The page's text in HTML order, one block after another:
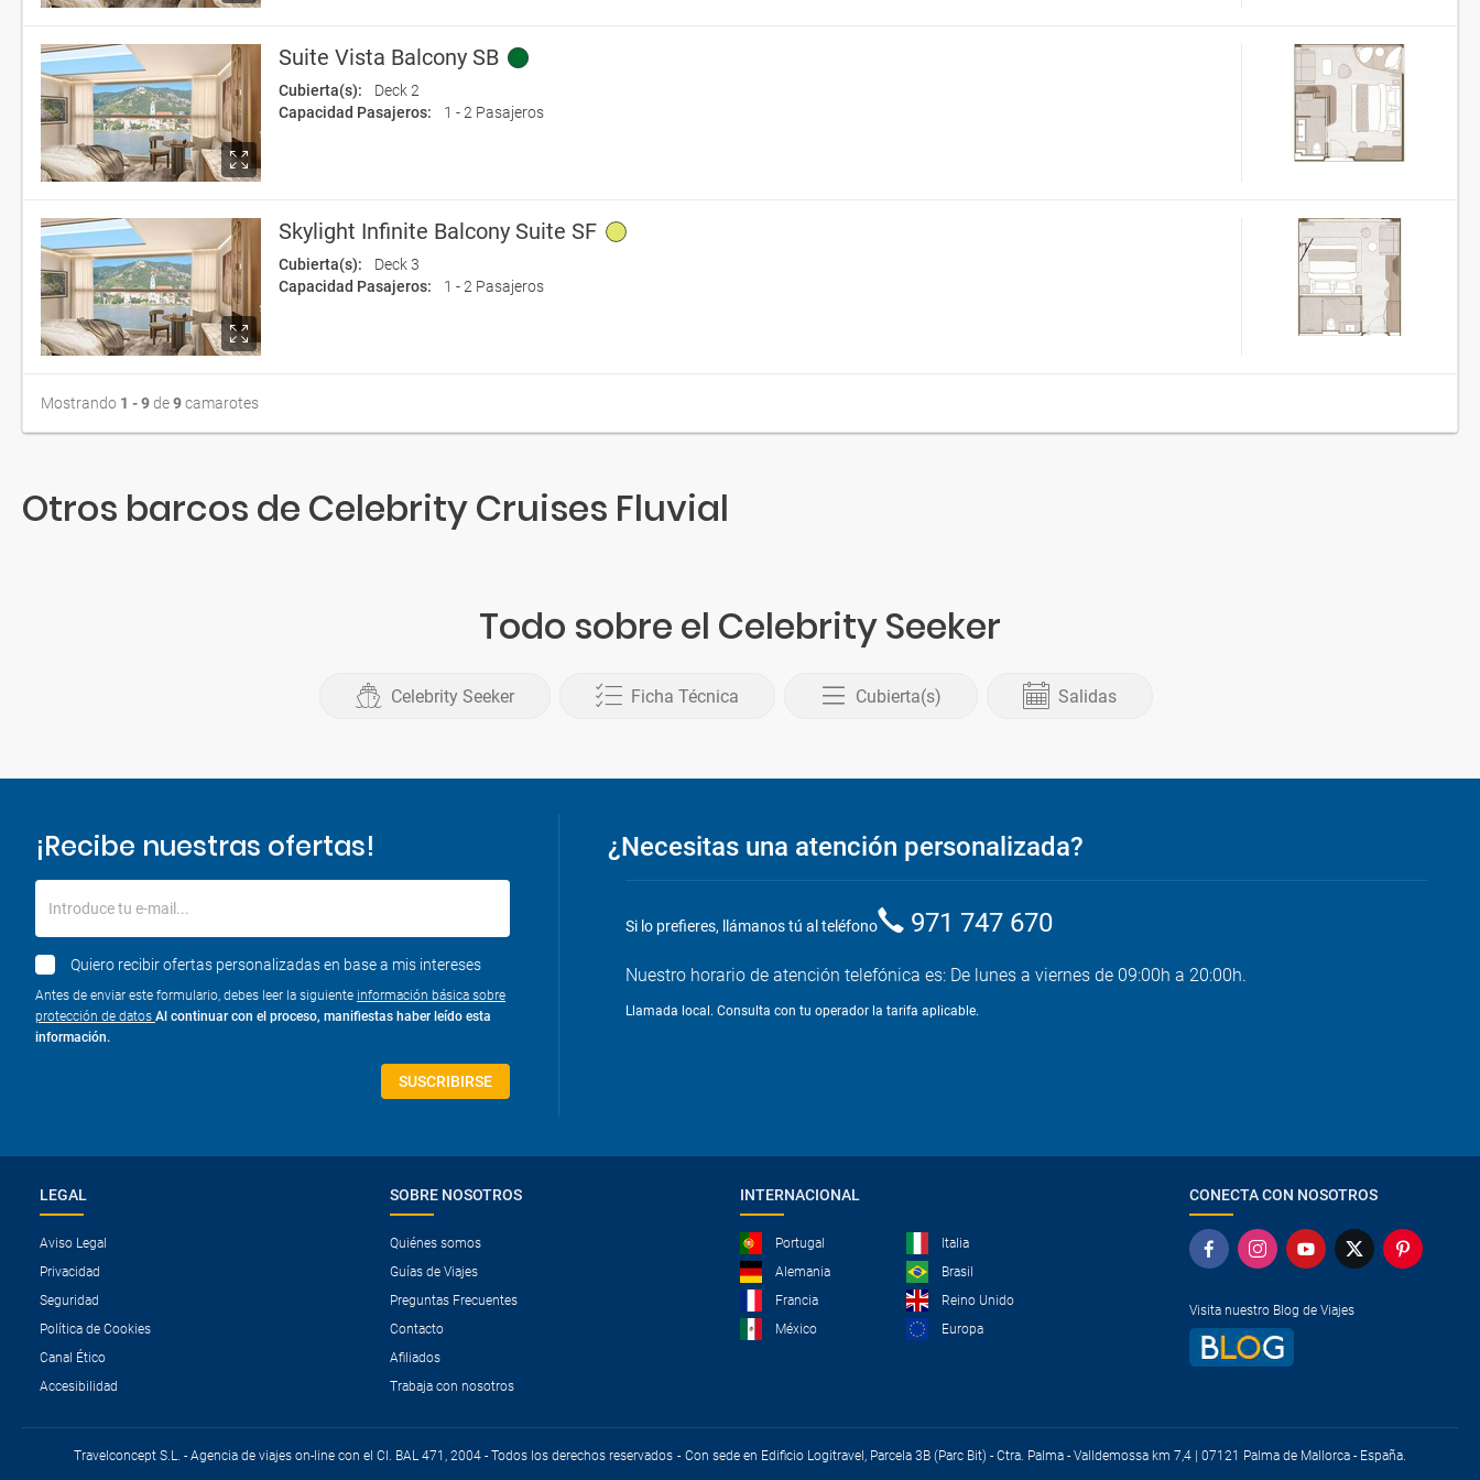
Suite Vista Balcony SB
Cubierta(s):
Deck 2
Capacidad Pasajeros:
1 - 2 Pasajeros
Skylight Infinite Balcony Suite SF
Cubierta(s):
Deck 3
Capacidad Pasajeros:
1 - 2 Pasajeros
Mostrando 1 - 9de9camarotes
Otros barcos de Celebrity Cruises Fluvial
Todo sobre el Celebrity Seeker
Celebrity Seeker Ficha Técnica Cubierta(s) Salidas
¡Recibe nuestras ofertas!
Introduce tu e-mail...
Quiero recibir ofertas personalizadas en base a mis intereses
Antes de enviar este formulario, debes leer la siguiente información básica sobre
protección de datos Al continuar con el proceso, manifiestas haber leído esta
información.
SUSCRIBIRSE
¿Necesitas una atención personalizada?
Si lo prefieres, llámanos tú al teléfono 971 747 670
Nuestro horario de atención telefónica es: De lunes a viernes de 09:00h a 20:00h.
Llamada local. Consulta con tu operador la tarifa aplicable.
LEGAL
Aviso Legal
Privacidad
Seguridad
Política de Cookies
Canal Ético
Accesibilidad
SOBRE NOSOTROS
Quiénes somos
Guías de Viajes
Preguntas Frecuentes
Contacto
Afiliados
Trabaja con nosotros
INTERNACIONAL
Portugal
Italia
Alemania
Brasil
Francia
Reino Unido
México
Europa
CONECTA CON NOSOTROS
Visita nuestro Blog de Viajes
Travelconcept S.L. - Agencia de viajes on-line con el CI. BAL 471, 2004 - Todos los derechos reservados Con sede en Edificio Logitravel, Parcela 3B (Parc Bit) - Ctra. Palma - Valldemossa km 7,4 | 07121 Palma de Mallorca - España.